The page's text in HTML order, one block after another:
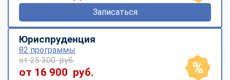
Записаться
Юриспруденция
82 программы
от 25 300 руб.
от 16 900 руб.